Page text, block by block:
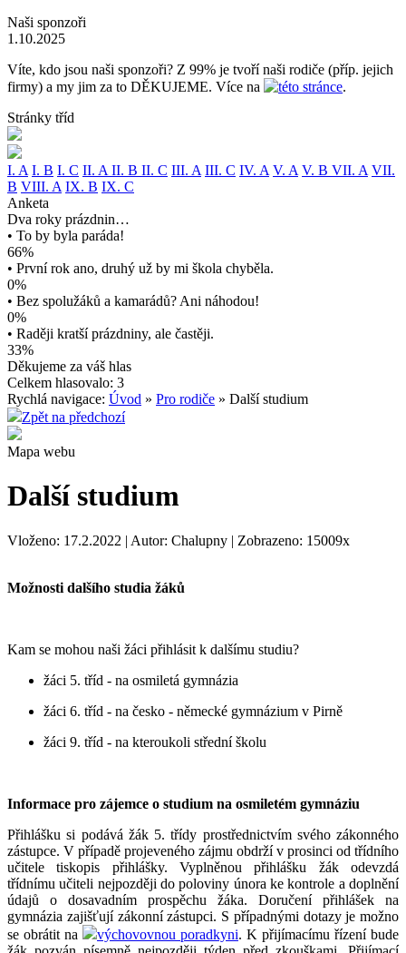
Naši sponzoři
1.10.2025
Víte, kdo jsou naši sponzoři? Z 99% je tvoří naši rodiče (příp. jejich
firmy) a my jim za to DĚKUJEME. Více na
této stránce.
Stránky tříd
I. A I. B I. C II. A II. B II. C III. A III. C IV. A V. A V. B VII. A VII.
B VIII. A IX. B IX. C
Anketa
Dva roky prázdnin…
• To by byla paráda!
66%
• První rok ano, druhý už by mi škola chyběla.
0%
• Bez spolužáků a kamarádů? Ani náhodou!
0%
• Raději kratší prázdniny, ale častěji.
33%
Děkujeme za váš hlas
Celkem hlasovalo: 3
Rychlá navigace: Úvod » Pro rodiče » Další studium
Zpět na předchozí
Mapa webu
Další studium
Vloženo: 17.2.2022 | Autor: Chalupny | Zobrazeno: 15009x
Možnosti dalšího studia žáků
Kam se mohou naši žáci přihlásit k dalšímu studiu?
žáci 5. tříd - na osmiletá gymnázia
žáci 6. tříd - na česko - německé gymnázium v Pirně
žáci 9. tříd - na kteroukoli střední školu
Informace pro zájemce o studium na osmiletém gymnáziu
Přihlášku si podává žák 5. třídy prostřednictvím svého zákonného
zástupce. V případě projeveného zájmu obdrží v prosinci od třídního
učitele tiskopis přihlášky. Vyplněnou přihlášku žák odevzdá
třídnímu učiteli nejpozději do poloviny února ke kontrole a doplnění
údajů o dosavadním prospěchu žáka. Doručení přihlášek na
gymnázia zajišťují zákonní zástupci. S případnými dotazy je možno
se obrátit na
výchovovnou poradkyni. K přijímacímu řízení bude